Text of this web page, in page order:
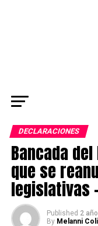
DECLARACIONES
Bancada
que se
legislativas –
Published 2
By Melanni